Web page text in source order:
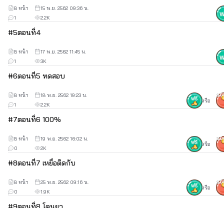
2.2K
1
8 หน้า 15 พ.ย. 2562 09:36 น.
#5ตอนที่4
3K
1
8 หน้า 17 พ.ย. 2562 11:45 น.
#6ตอนที่5 ทดสอบ
2.2K
1
8 หน้า
18 พ.ย. 2562 19:23 น.
หรือ
#7ตอนที่6 100%
2K
0
8 หน้า
19 พ.ย. 2562 16:02 น.
หรือ
#8ตอนที่7 เหยื่อติดกับ
1.9K
0
8 หน้า
25 พ.ย. 2562 09:16 น.
หรือ